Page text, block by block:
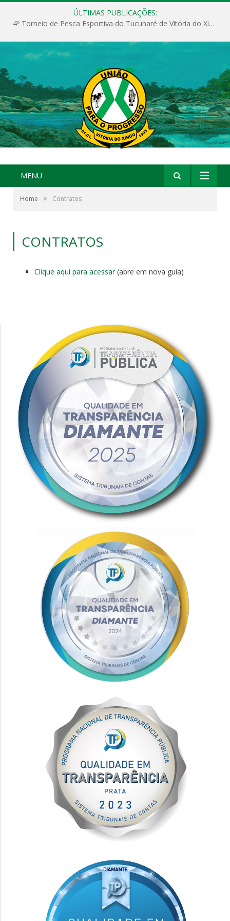
ÚLTIMAS PUBLICAÇÕES:
4º Torneio de Pesca Esportiva do Tucunaré de Vitória do Xingu
MENU
Home » Contratos
CONTRATOS
Clique aqui para acessar(abre em nova guia)